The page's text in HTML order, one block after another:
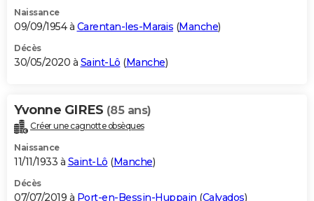
Naissance
09/09/1954 à Carentan-les-Marais (Manche)
Décès
30/05/2020 à Saint-Lô (Manche)
Yvonne GIRES (85 ans)
Créer une cagnotte obsèques
Naissance
11/11/1933 à Saint-Lô (Manche)
Décès
07/07/2019 à Port-en-Bessin-Huppain (Calvados)